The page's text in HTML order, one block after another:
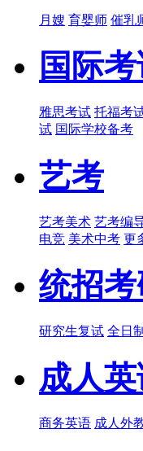
月嫂 育婴师 催乳
国际
雅思考试 托福考
试 国际学校备考
艺考
艺考美术 艺考编
电竞 美术中考 更
统招
研究生复试 全日
成人
商务英语 成人外